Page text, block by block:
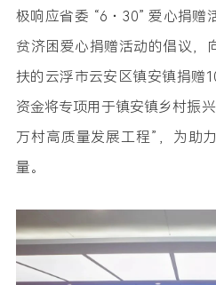
极响应省委 “6・30” 爱心捐赠
贫济困爱心捐赠活动的倡议，
扶的云浮市云安区镇安镇捐赠
资金将专项用于镇安镇乡村振
万村高质量发展工程”，为助
量。